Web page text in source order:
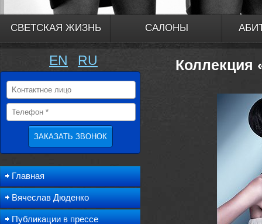
СВЕТСКАЯ ЖИЗНЬ САЛОНЫ
EN RU
Главная
Вячеслав Дюденко
Публикации в прессе
Коллекция